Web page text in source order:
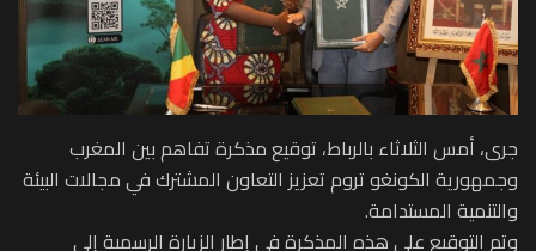
جرى، أمس الثلاثاء بالرباط، توقيع مذكرة تفاهم بين المغرب
وجمهورية الكونغو تروم تعزيز التعاون المشترك في مجالات البيئة
والتنمية المستدامة.
وتم التوقيع على هذه المذكرة في إطار الزيارة الرسمية إلى